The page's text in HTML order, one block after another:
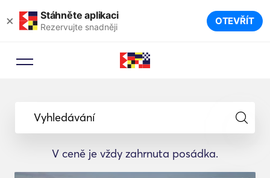
× Stáhněte aplikaci
Rezervujte snadněji OTEVŘÍT
Vyhledávání
V ceně je vždy zahrnuta posádka.